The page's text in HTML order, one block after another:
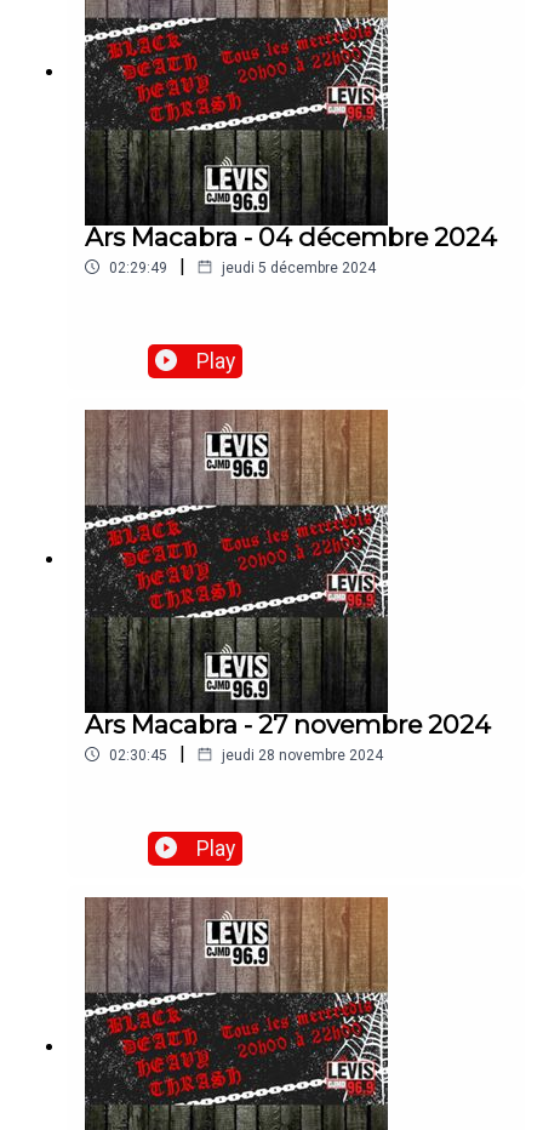
Ars Macabra - 04 décembre 2024
02:29:49 | jeudi 5 décembre 2024
Play
Ars Macabra - 27 novembre 2024
02:30:45 | jeudi 28 novembre 2024
Play